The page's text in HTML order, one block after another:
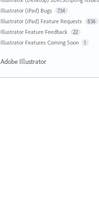
Illustrator (iPad) Bugs 734
Illustrator (iPad) Feature Requests 836
Illustrator Feature Feedback 22
Illustrator Features Coming Soon 1
Adobe Illustrator